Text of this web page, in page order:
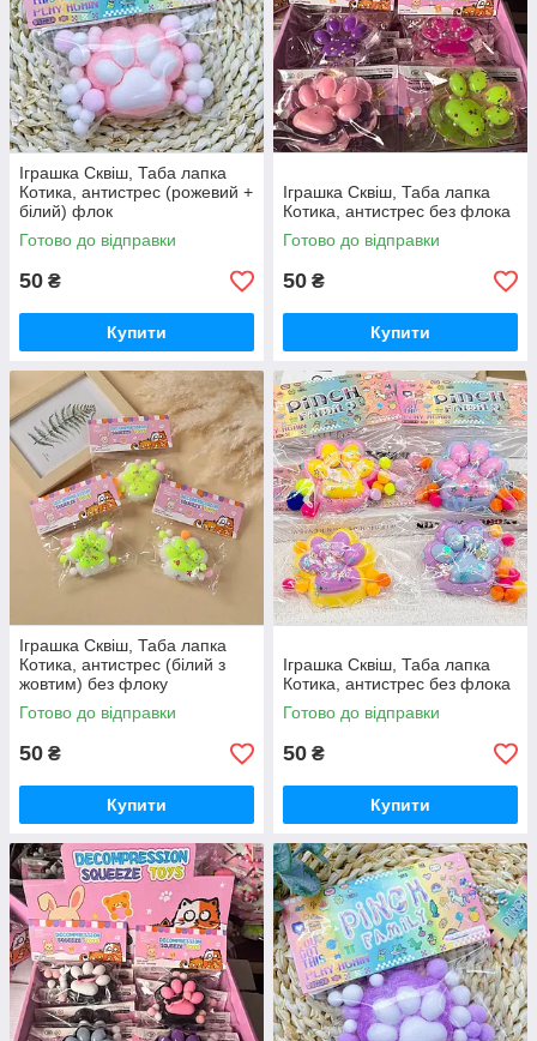
Іграшка Сквіш, Таба лапка
Котика, антистрес (рожевий +
білий) флок
Готово до відправки
50 ₴
Купити
Іграшка Сквіш, Таба лапка
Котика, антистрес без флока
Готово до відправки
50 ₴
Купити
Іграшка Сквіш, Таба лапка
Котика, антистрес (білий з
жовтим) без флоку
Готово до відправки
50 ₴
Купити
Іграшка Сквіш, Таба лапка
Котика, антистрес без флока
Готово до відправки
50 ₴
Купити